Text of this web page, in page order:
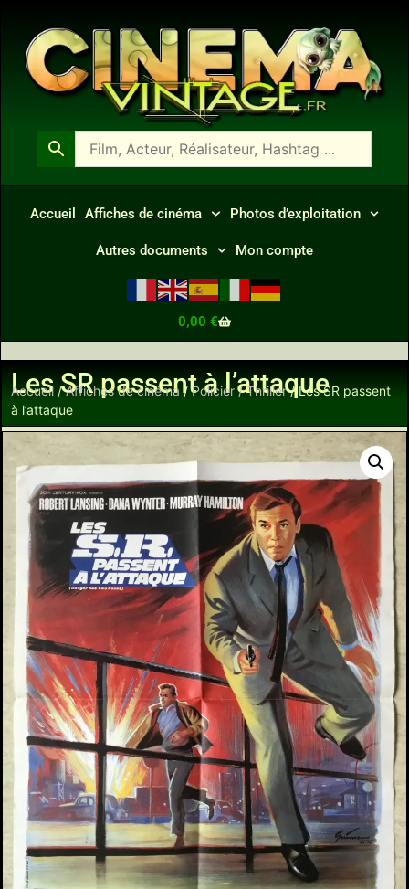
Accueil Affiches de cinéma Photos d’exploitation
Autres documents Mon compte
0,00 €
Les SR passent à l’attaque
Accueil /Affiches de cinéma /Policier / Thriller/ Les SR passent
à l’attaque